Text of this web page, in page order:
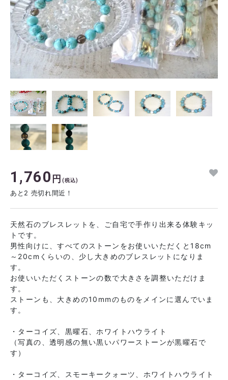
1,760 円 (税込)
あと2 売切れ間近！
天然石のブレスレットを、ご自宅で手作り出来る体験キッ
トです。
男性向けに、すべてのストーンをお使いいただくと18cm
～20cmくらいの、少し大きめのブレスレットになりま
す。
お使いいただくストーンの数で大きさを調整いただけま
す。
ストーンも、大きめの10mmのものをメインに選んでいま
す。
・ターコイズ、黒曜石、ホワイトハウライト
（写真の、透明感の無い黒いパワーストーンが黒曜石で
す）
・ターコイズ、スモーキークォーツ、ホワイトハウライト